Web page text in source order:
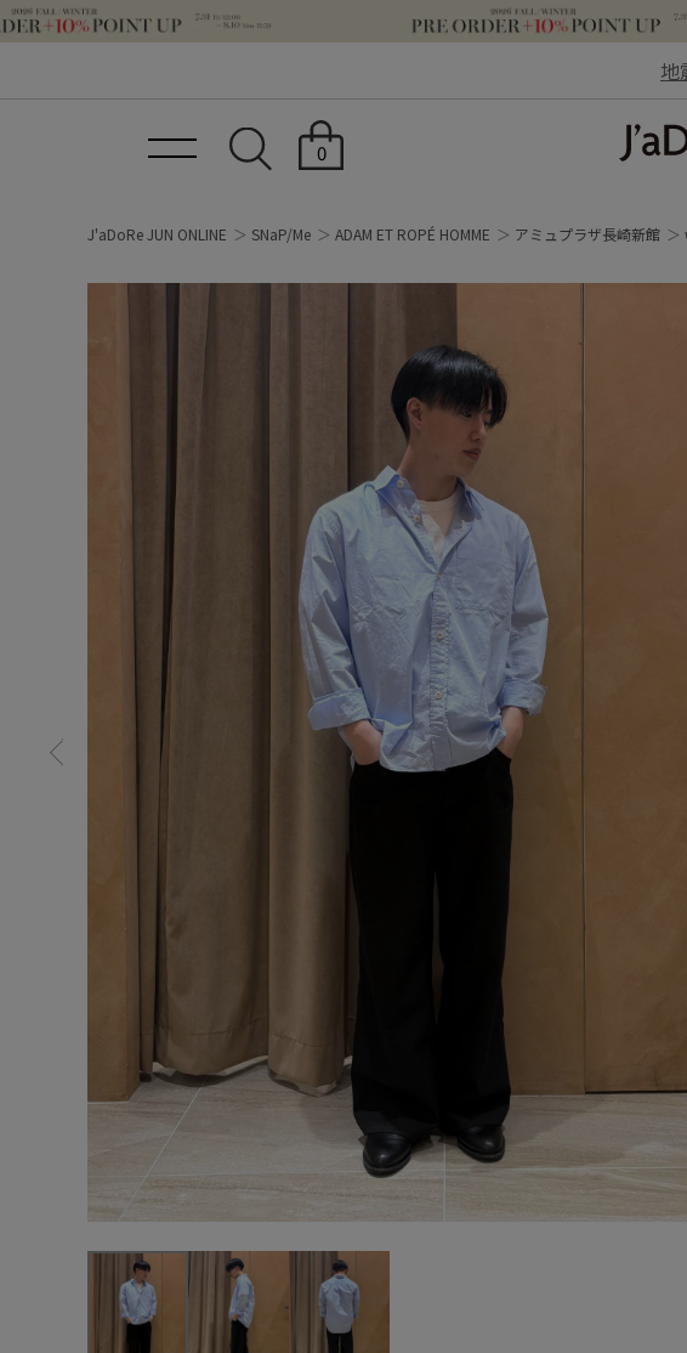
地
0
J'aDoRe JUN ONLINE SNaP/Me ADAM ET ROPÉ HOMME アミュプラザ長崎新館